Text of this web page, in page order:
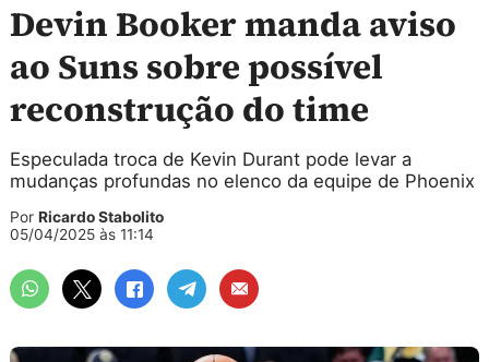
Devin Booker manda aviso
ao Suns sobre possível
reconstrução do time
Especulada troca de Kevin Durant pode levar a
mudanças profundas no elenco da equipe de Phoenix
Por Ricardo Stabolito
05/04/2025 às 11:14